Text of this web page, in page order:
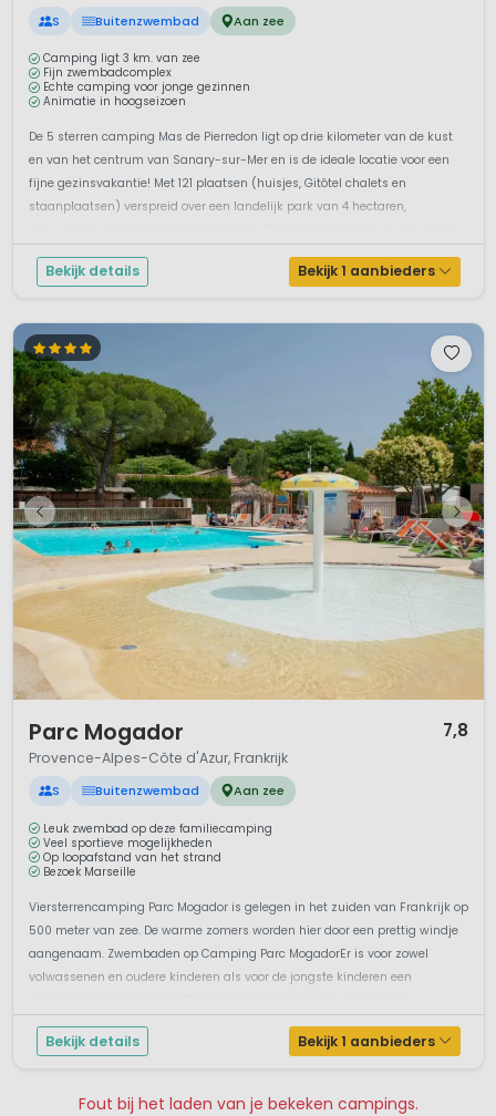
S Buitenzwembad Aan zee
Camping ligt 3 km. van zee
Fijn zwembadcomplex
Echte camping voor jonge gezinnen
Animatie in hoogseizoen
De 5 sterren camping Mas de Pierredon ligt op drie kilometer van de kust
en van het centrum van Sanary-sur-Mer en is de ideale locatie voor een
fijne gezinsvakantie! Met 121 plaatsen (huisjes, Gitôtel chalets en
staanplaatsen) verspreid over een landelijk park van 4 hectaren,
ge...
Bekijk details Bekijk 1 aanbieders
Parc Mogador 7,8
Provence-Alpes-Côte d'Azur, Frankrijk
S Buitenzwembad Aan zee
Leuk zwembad op deze familiecamping
Veel sportieve mogelijkheden
Op loopafstand van het strand
Bezoek Marseille
Viersterrencamping Parc Mogador is gelegen in het zuiden van Frankrijk op
500 meter van zee. De warme zomers worden hier door een prettig windje
aangenaam. Zwembaden op Camping Parc MogadorEr is voor zowel
volwassenen en oudere kinderen als voor de jongste kinderen een
aanwezig voor ve...
Bekijk details Bekijk 1 aanbieders
Fout bij het laden van je bekeken campings.